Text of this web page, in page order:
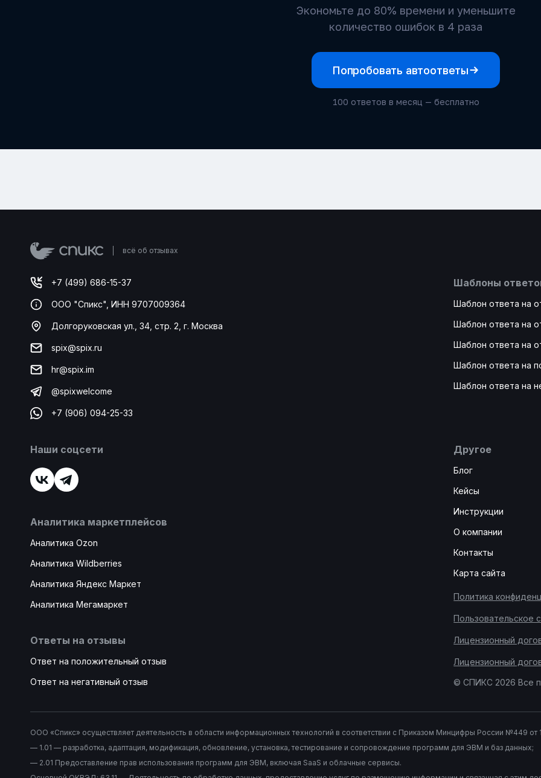
Экономьте до 80% времени и уменьшите
количество ошибок в 4 раза
Попробовать автоответы
100 ответов в месяц — бесплатно
всё об отзывах
+7 (499) 686-15-37
ООО "Спикс", ИНН 9707009364
Долгоруковская ул., 34, стр. 2, г. Москва
spix@spix.ru
hr@spix.im
@spixwelcome
+7 (906) 094-25-33
Аналитика маркетплейсов
Аналитика Ozon
Аналитика Wildberries
Аналитика Яндекс Маркет
Аналитика Мегамаркет
Наши соцсети
Ответы на отзывы
Ответ на положительный отзыв
Ответ на негативный отзыв
Шаблоны
Шаблон ответа на
Шаблон ответа на
Шаблон ответа на
Шаблон ответа на
Шаблон ответа на
Другое
Блог
Кейсы
Инструкции
О компании
Контакты
Карта сайта
Политика
Пользовательское
Лицензионный
Лицензионный
© СПИКС 2026 Все
ООО «Спикс» осуществляет деятельность в области информационных технологий в соответствии с Приказом Минцифры России №449 от
— 1.01 — разработка, адаптация, модификация, обновление, установка, тестирование и сопровождение программ для ЭВМ и баз данных;
— 2.01 Предоставление прав использования программ для ЭВМ, включая SaaS и облачные сервисы.